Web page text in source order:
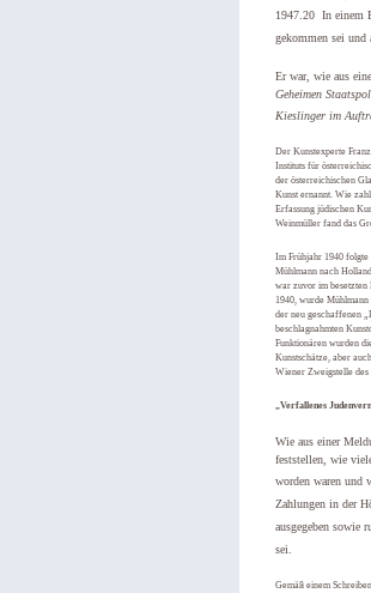
1947.20 In einem
gekommen sei und
Er war, wie aus
Geheimen
Kieslinger im
Der Kunstexperte
Instituts für
der österreichischen
Kunst ernannt. Wie
Erfassung jüdischen
Weinmüller fand das
Im Frühjahr 1940
Mühlmann nach
war zuvor im besetzten
1940, wurde
der neu geschaffenen
beschlagnahmten
Funktionären wurden
Kunstschätze, aber
Wiener Zweigstelle des
„Verfallenes
Wie aus einer
feststellen, wie
worden waren und
Zahlungen in der
ausgegeben sowie
sei.
Gemäß einem